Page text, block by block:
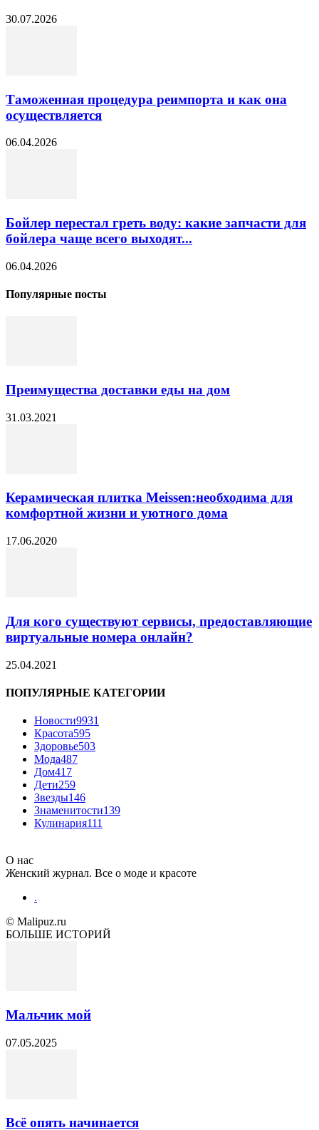
30.07.2026
Таможенная процедура реимпорта и как она
осуществляется
06.04.2026
Бойлер перестал греть воду: какие запчасти для
бойлера чаще всего выходят...
06.04.2026
Популярные посты
Преимущества доставки еды на дом
31.03.2021
Керамическая плитка Meissen:необходима для
комфортной жизни и уютного дома
17.06.2020
Для кого существуют сервисы, предоставляющие
виртуальные номера онлайн?
25.04.2021
ПОПУЛЯРНЫЕ КАТЕГОРИИ
Новости9931
Красота595
Здоровье503
Мода487
Дом417
Дети259
Звезды146
Знаменитости139
Кулинария111
О нас
Женский журнал. Все о моде и красоте
.
© Malipuz.ru
БОЛЬШЕ ИСТОРИЙ
Мальчик мой
07.05.2025
Всё опять начинается